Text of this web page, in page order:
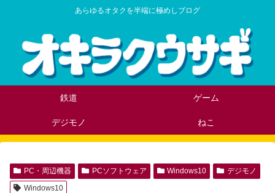
あらゆるオタクを半端に極めしブログ
鉄道 ゲーム
デジモノ ねこ
PC・周辺機器 PCソフトウェア Windows10
デジモノ
Windows10